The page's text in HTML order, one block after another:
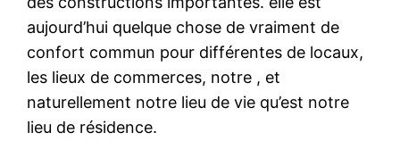
aujourd’hui quelque chose de vraiment de
confort commun pour différentes de locaux,
les lieux de commerces, notre , et
naturellement notre lieu de vie qu’est notre
lieu de résidence.